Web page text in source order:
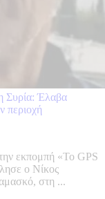
Συρία: Έλαβα
περιοχή
εκπομπή «Το GPS
ο Νίκος
στη ...